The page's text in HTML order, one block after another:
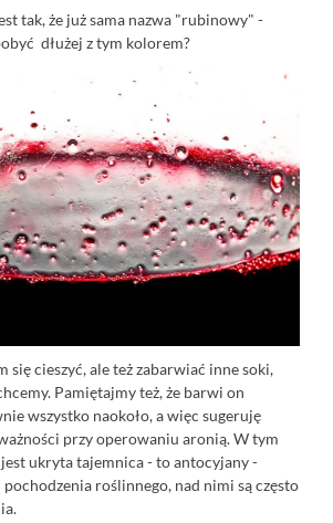
tak, że już sama nazwa "rubinowy" -
dłużej z tym kolorem?
się cieszyć, ale też zabarwiać inne soki,
Pamiętajmy też, że barwi on
wszystko naokoło, a więc sugeruję
przy operowaniu aronią. W tym
ukryta tajemnica - to antocyjany -
roślinnego, nad nimi są często